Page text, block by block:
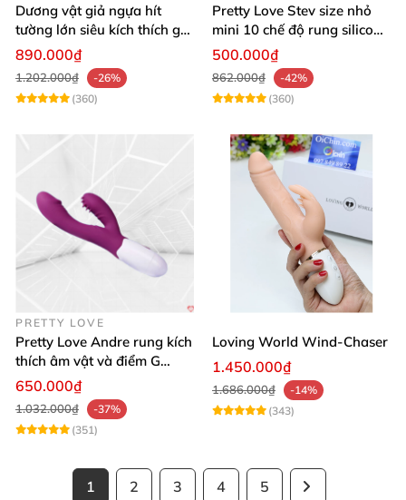
Dương vật giả ngựa hít
tường lớn siêu kích thích gai
nổi
890.000₫
1.202.000₫
-26%
(360)
Pretty Love Stev size nhỏ
mini 10 chế độ rung silicone
mềm
500.000₫
862.000₫
-42%
(360)
PRETTY LOVE
Pretty Love Andre rung kích
thích âm vật và điểm G
mạnh mẽ
650.000₫
1.032.000₫
-37%
(351)
Loving World Wind-Chaser
1.450.000₫
1.686.000₫
-14%
(343)
1 2 3 4 5